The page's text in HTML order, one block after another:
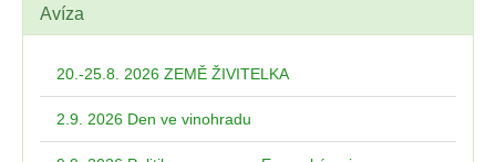
Avíza
20.-25.8. 2026 ZEMĚ ŽIVITELKA
2.9. 2026 Den ve vinohradu